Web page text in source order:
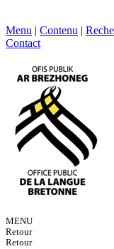
Menu | Contenu |
Contact
MENU
Retour
Retour